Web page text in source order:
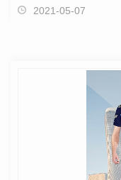
多，因此电工服男装
2021-05-07